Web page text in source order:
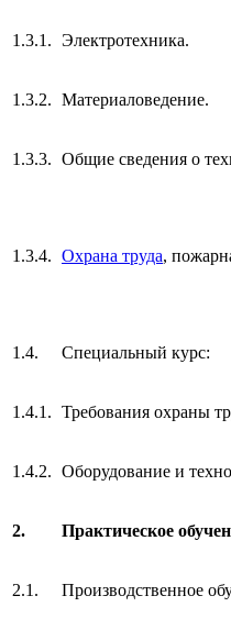
1.3.1. Электротехника.
1.3.2. Материаловедение.
1.3.3. Общие сведения о
1.3.4. Охрана труда,
1.4. Специальный курс:
1.4.1. Требования охраны
1.4.2. Оборудование и
2. Практическое
2.1. Производственное